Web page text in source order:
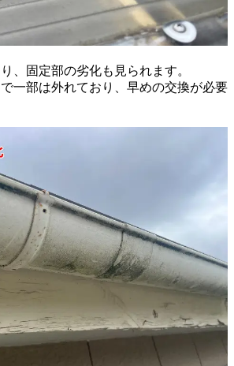
、固定部の劣化も見られます。
一部は外れており、早めの交換が必要